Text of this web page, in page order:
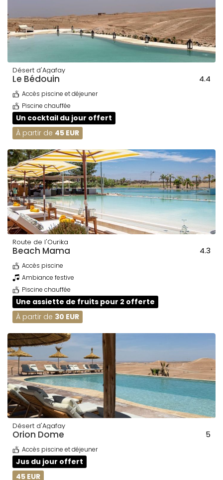
Désert d'Agafay
Le Bédouin 4.4
Accès piscine et déjeuner
Piscine chauffée
Un cocktail du jour offert
À partir de 45 EUR
Route de l'Ourika
Beach Mama 4.3
Accès piscine
Ambiance festive
Piscine chauffée
Une assiette de fruits pour 2 offerte
À partir de 30 EUR
Désert d'Agafay
Orion Dome 5
Accès piscine et déjeuner
Jus du jour offert
45 EUR